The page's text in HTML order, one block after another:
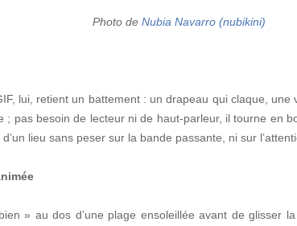
Photo de Nubia Navarro (nubikini)
lui, retient un battement : un drapeau qui claque,
; pas besoin de lecteur ni de haut-parleur, il tourne en
lieu sans peser sur la bande passante, ni sur
» au dos d’une plage ensoleillée avant de glisser